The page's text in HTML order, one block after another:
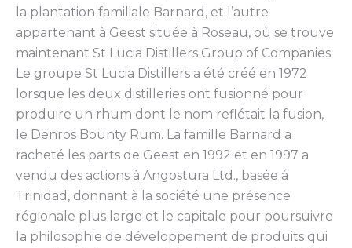
la plantation familiale Barnard, et l’autre
appartenant à Geest située à Roseau, où se trouve
maintenant St Lucia Distillers Group of Companies.
Le groupe St Lucia Distillers a été créé en 1972
lorsque les deux distilleries ont fusionné pour
produire un rhum dont le nom reflétait la fusion,
le Denros Bounty Rum. La famille Barnard a
racheté les parts de Geest en 1992 et en 1997 a
vendu des actions à Angostura Ltd., basée à
Trinidad, donnant à la société une présence
régionale plus large et le capitale pour poursuivre
la philosophie de développement de produits qui